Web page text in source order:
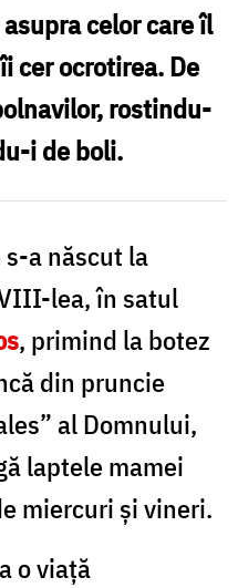
celor care îl
cer ocrotirea. De
rostindu-
i de boli.
a născut la
lea, în satul
, primind la botez
din pruncie
al Domnului,
laptele mamei
miercuri și vineri.
o viață